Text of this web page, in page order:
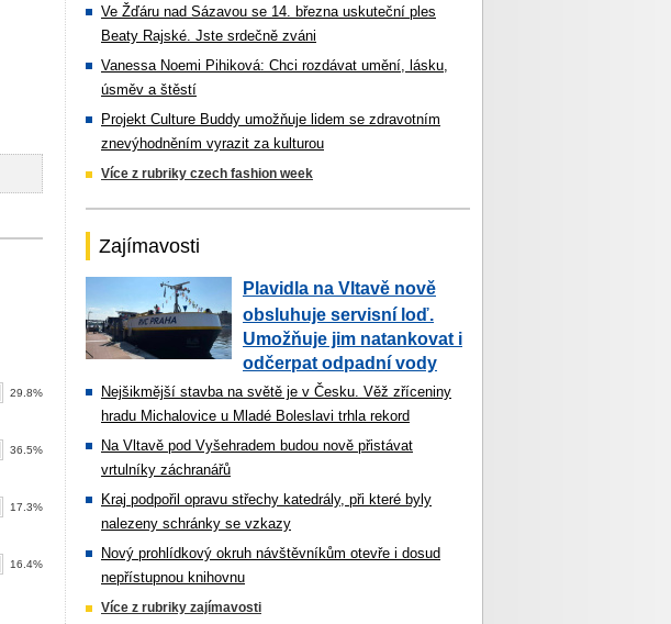
29.8%
36.5%
17.3%
16.4%
Ve Žďáru nad Sázavou se 14. března uskuteční ples
Beaty Rajské. Jste srdečně zváni
Vanessa Noemi Pihiková: Chci rozdávat umění, lásku,
úsměv a štěstí
Projekt Culture Buddy umožňuje lidem se zdravotním
znevýhodněním vyrazit za kulturou
Více z rubriky czech fashion week
Zajímavosti
Plavidla na Vltavě nově
obsluhuje servisní loď.
Umožňuje jim natankovat i
odčerpat odpadní vody
Nejšikmější stavba na světě je v Česku. Věž zříceniny
hradu Michalovice u Mladé Boleslavi trhla rekord
Na Vltavě pod Vyšehradem budou nově přistávat
vrtulníky záchranářů
Kraj podpořil opravu střechy katedrály, při které byly
nalezeny schránky se vzkazy
Nový prohlídkový okruh návštěvníkům otevře i dosud
nepřístupnou knihovnu
Více z rubriky zajímavosti